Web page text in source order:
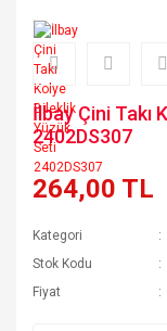
İlbay Çini Takı
2402DS307
264,00 TL
Kategori
Stok Kodu
Fiyat